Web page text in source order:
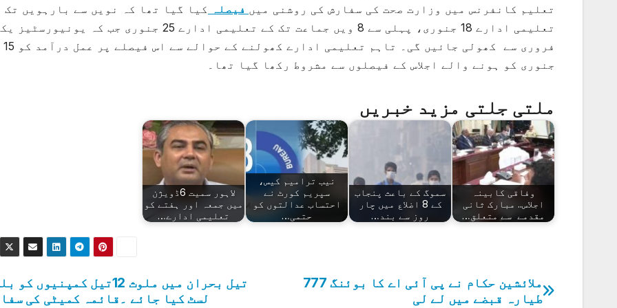
تعلیم کانفرنس میں وزارت صحت کی سفارش کی روشنی میں فیصلہ کیا گیا تھا کہ نویں سے بارہویں تک
تعلیمی ادارے 18 جنوری، پہلی سے 8 ویں جماعت تک کے تعلیمی ادارے 25 جنوری جب کہ یونیورسٹیز
فروری سے کھولی جائیں گی۔ تاہم تعلیمی ادارے کھولنے کے حوالے سے اس فیصلے پر عمل درآمد کو 15
جنوری کو ہونے والے اجلاس کے فیصلوں سے مشروط رکھا گیا تھا۔
ملتی جلتی مزید خبریں
وفاقی کابینہ
اجلاس.. مبارک ثانی
مقدمے سے متعلق…
سموگ کے باعث پنجاب
کے 8 اضلاع میں چار
روز سے بند…
نیب ترامیم کیس،
سپریم کورٹ نے
احتساب عدالتوں کو
حتمی…
لاہور سمیت 6ڈویژن
میں جمعہ اور ہفتے کو
تعلیمی ادارے…
پوسٹوں
تیل بحران میں ملوث 12تیل کمپنیوں
لسٹ کیا جائے ۔قائمہ کمیٹی کی
ملائشین حکام نے پی آئی اے کا بوئنگ 777
طیارہ قبضے میں لے لی